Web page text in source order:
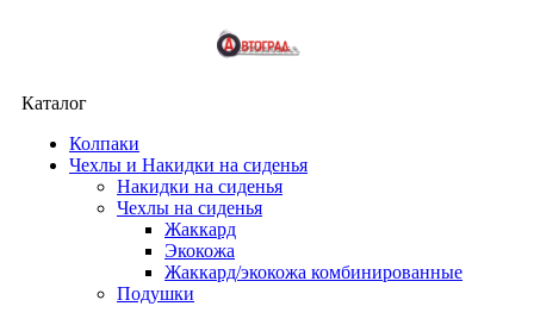
Каталог
Колпаки
Чехлы и Накидки на сиденья
Накидки на сиденья
Чехлы на сиденья
Жаккард
Экокожа
Жаккард/экокожа комбинированные
Подушки